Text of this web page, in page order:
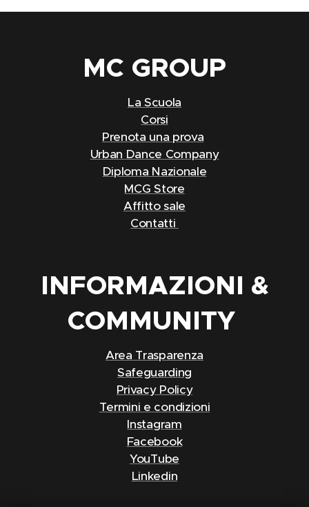
MC GROUP
La Scuola
Corsi
Prenota una prova
Urban Dance Company
Diploma Nazionale
MCG Store
Affitto sale
Contatti
INFORMAZIONI &
COMMUNITY
Area Trasparenza
Safeguarding
Privacy Policy
Termini e condizioni
Instagram
Facebook
YouTube
Linkedin